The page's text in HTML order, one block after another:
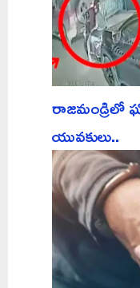
రాజమండ్రిలో
యువకులు..